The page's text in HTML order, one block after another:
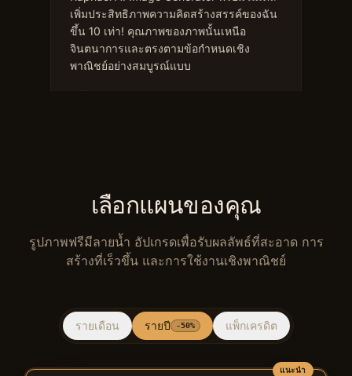
จินตนาการและตรงตามข้อกำหนดเชิง
พาณิชย์อย่างสมบูรณ์แบบ
Sophie Miller
นักออกแบบอิสระ
Michael Chen
ได้อย่างรวดเร็ว เอฟเฟกต์ของ ดีกว่าเครื่องมือ
AI อื่นๆ มาก!
Sarah Wang
เลือกแผนของคุณ
รูปภาพฟรีมีลายน้ำ อัปเกรดเพื่อรับผลลัพธ์ที่สะอาด การ
สร้างที่เร็วขึ้น และการใช้งานเชิงพาณิชย์
รายเดือน รายปี -50% แพ็กเครดิต
แนะนำ